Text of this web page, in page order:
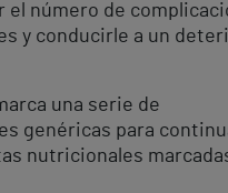
el número de
y conducirle a un
una serie de
genéricas para
nutricionales